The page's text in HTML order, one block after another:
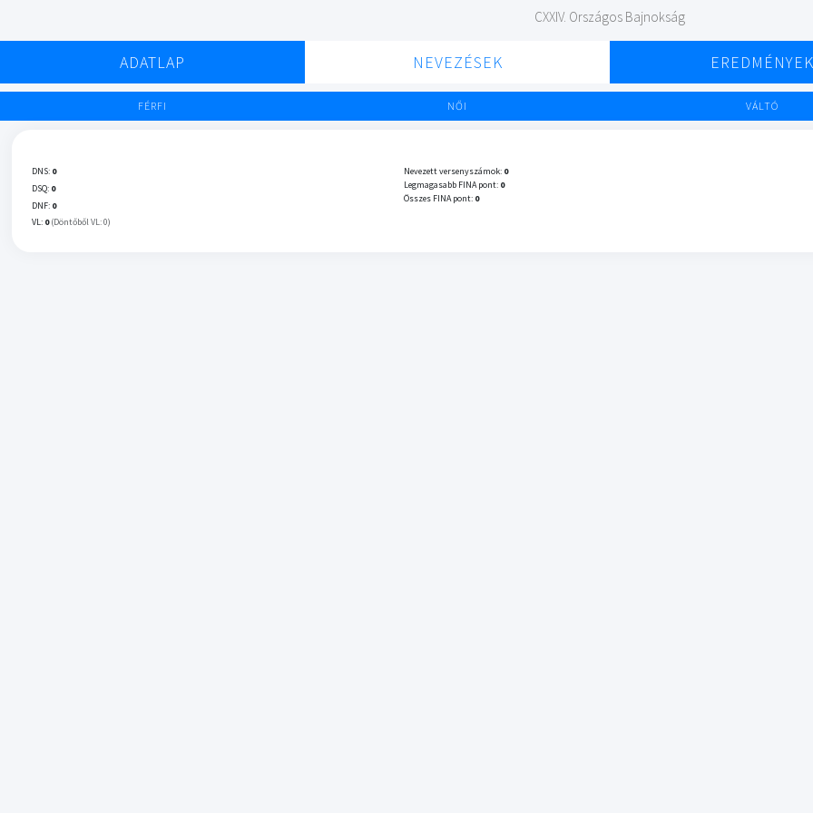
CXXIV. Országos Bajnokság
ADATLAP NEVEZÉSEK EREDMÉNYEK
FÉRFI NŐI VÁLTÓ
DNS: 0
DSQ: 0
DNF: 0
VL: 0 (Döntőből VL: 0)
Nevezett versenyszámok: 0
Legmagasabb FINA pont: 0
Összes FINA pont: 0